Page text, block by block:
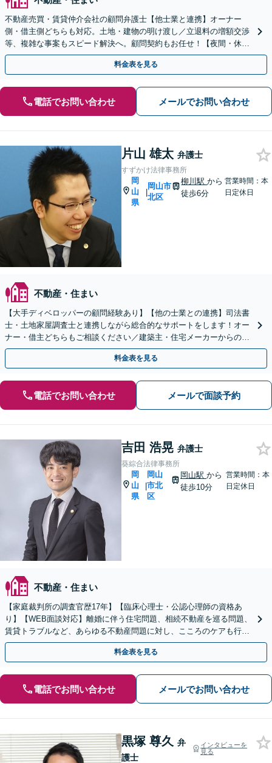
不動産売買・賃貸仲介会社の顧問弁護士【他士業と連携】オーナー
側・借主側どちらも対応。土地・建物の明け渡し／立退料の増額交渉
等、複雑な事案もスピード解決へ。顧問契約もお任せ！【夜間・休日
対応】【岡山駅10分】
料金表を見る
電話でお問い合わせ メールでお問い合わせ
片山 雄太 弁護士
すずかけ法律事務所
岡
山
県
|
岡山市
北区
柳川駅から
徒歩6分
営業時間：本
日定休日
不動産・住まい
【大手ディベロッパーの顧問経験あり】【他の士業との連携】司法書
士・土地家屋調査士と連携しながら総合的なサポートをします！オー
ナー・借主どちらもご相談ください／建築主・住宅メーカーからのご
相談も【初回相談無料】【夜間土日面談可（要予約）】
料金表を見る
電話でお問い合わせ メールで面談予約
吉田 浩晃 弁護士
葵綜合法律事務所
岡
山
県
|
岡山
市北
区
岡山駅 から
徒歩10分
営業時間：本
日定休日
不動産・住まい
【家庭裁判所の調査官歴17年】【臨床心理士・公認心理師の資格あ
り】【WEB面談対応】離婚に伴う住宅問題、相続不動産を巡る問題、
賃貸トラブルなど、あらゆる不動産問題に対し、こころのケアも行い
つつ、迅速かつ的確に対応します。
料金表を見る
電話でお問い合わせ メールでお問い合わせ
黒塚 尊久 弁
護士
インタビューを
見る